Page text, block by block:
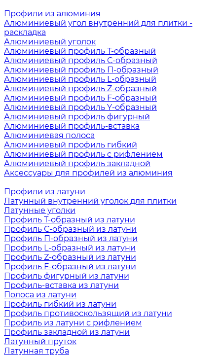
Профили из алюминия
Алюминиевый угол внутренний для плитки -
раскладка
Алюминиевый уголок
Алюминиевый профиль Т-образный
Алюминиевый профиль С-образный
Алюминиевый профиль П-образный
Алюминиевый профиль L-образный
Алюминиевый профиль Z-образный
Алюминиевый профиль F-образный
Алюминиевый профиль Y-образный
Алюминиевый профиль фигурный
Алюминиевый профиль-вставка
Алюминиевая полоса
Алюминиевый профиль гибкий
Алюминиевый профиль с рифлением
Алюминиевый профиль закладной
Аксессуары для профилей из алюминия
Профили из латуни
Латунный внутренний уголок для плитки
Латунные уголки
Профиль Т-образный из латуни
Профиль С-образный из латуни
Профиль П-образный из латуни
Профиль L-образный из латуни
Профиль Z-образный из латуни
Профиль F-образный из латуни
Профиль фигурный из латуни
Профиль-вставка из латуни
Полоса из латуни
Профиль гибкий из латуни
Профиль противоскользящий из латуни
Профиль из латуни с рифлением
Профиль закладной из латуни
Латунный пруток
Латунная труба